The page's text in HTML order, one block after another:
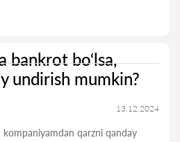
bankrot bo‘lsa,
undirish mumkin?
13.12.2024
kompaniyamdan qarzni qanday